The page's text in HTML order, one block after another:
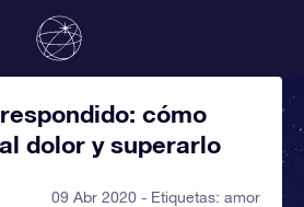
cómo
dolor y superarlo
09 Abr 2020 - Etiquetas: amor